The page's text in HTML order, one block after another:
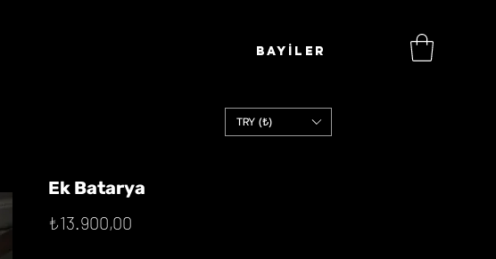
BAYİLER
TRY (₺)
Ek Batarya
₺13.900,00